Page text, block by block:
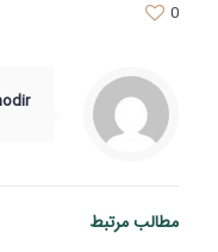
0
مطالب مرتبط